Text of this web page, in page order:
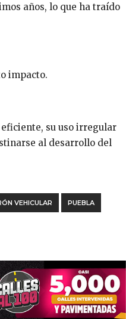
años, lo que ha traído
impacto.
su uso irregular
al desarrollo del
VEHICULAR PUEBLA